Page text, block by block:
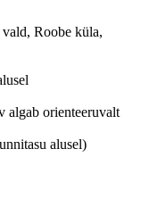
Roobe küla,
algab orienteeruvalt
alusel)